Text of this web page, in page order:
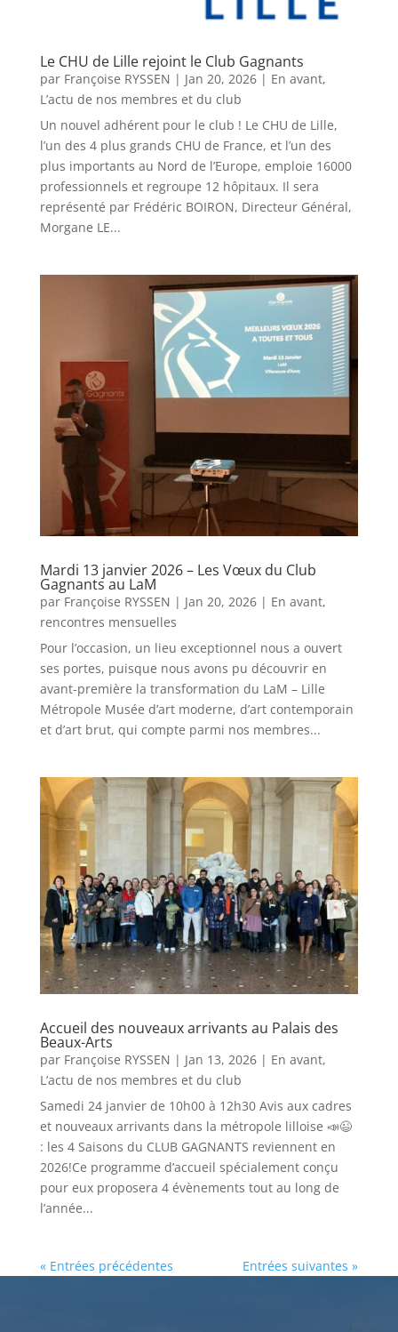
Le CHU de Lille rejoint le Club Gagnants
par Françoise RYSSEN | Jan 20, 2026| En avant,
L’actu de nos membres et du club
Un nouvel adhérent pour le club ! Le CHU de Lille,
l’un des 4 plus grands CHU de France, et l’un des
plus importants au Nord de l’Europe, emploie 16000
professionnels et regroupe 12 hôpitaux. Il sera
représenté par Frédéric BOIRON, Directeur Général,
Morgane LE...
Mardi 13 janvier 2026 – Les Vœux du Club
Gagnants au LaM
par Françoise RYSSEN | Jan 20, 2026| En avant,
rencontres mensuelles
Pour l’occasion, un lieu exceptionnel nous a ouvert
ses portes, puisque nous avons pu découvrir en
avant-première la transformation du LaM – Lille
Métropole Musée d’art moderne, d’art contemporain
et d’art brut, qui compte parmi nos membres...
Accueil des nouveaux arrivants au Palais des
Beaux-Arts
par Françoise RYSSEN | Jan 13, 2026| En avant,
L’actu de nos membres et du club
Samedi 24 janvier de 10h00 à 12h30 Avis aux cadres
et nouveaux arrivants dans la métropole lilloise 📣😉
: les 4 Saisons du CLUB GAGNANTS reviennent en
2026!Ce programme d’accueil spécialement conçu
pour eux proposera 4 évènements tout au long de
l’année...
« Entrées précédentes Entrées suivantes »